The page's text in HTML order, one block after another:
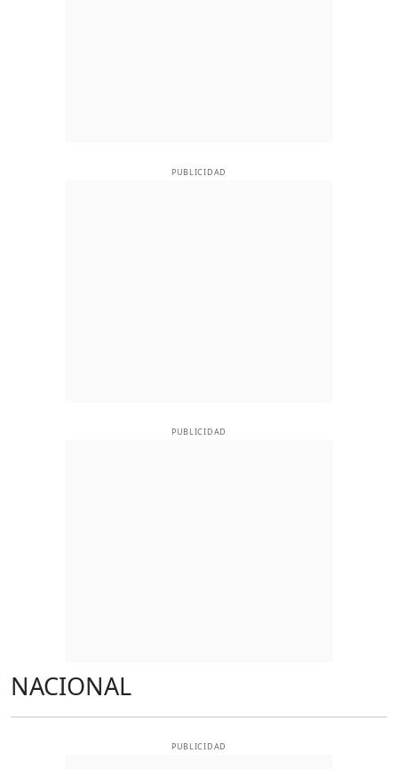
PUBLICIDAD
PUBLICIDAD
NACIONAL
PUBLICIDAD